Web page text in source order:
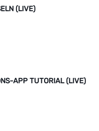
(LIVE)
APP TUTORIAL (LIVE)